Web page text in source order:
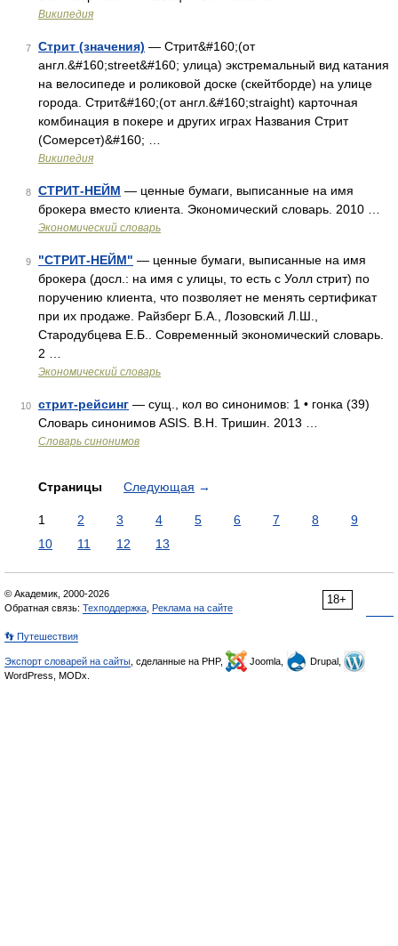
Википедия
7 Стрит (значения) — Стрит&#160;(от
англ.&#160;street&#160; улица) экстремальный вид катания
на велосипеде и роликовой доске (скейтборде) на улице
города. Стрит&#160;(от англ.&#160;straight) карточная
комбинация в покере и других играх Названия Стрит
(Сомерсет)&#160; …
Википедия
8 СТРИТ-НЕЙМ — ценные бумаги, выписанные на имя
брокера вместо клиента. Экономический словарь. 2010 …
Экономический словарь
9 "СТРИТ-НЕЙМ" — ценные бумаги, выписанные на имя
брокера (досл.: на имя с улицы, то есть с Уолл стрит) по
поручению клиента, что позволяет не менять сертификат
при их продаже. Райзберг Б.А., Лозовский Л.Ш.,
Стародубцева Е.Б.. Современный экономический словарь.
2 …
Экономический словарь
10 стрит-рейсинг — сущ., кол во синонимов: 1 • гонка (39)
Словарь синонимов ASIS. В.Н. Тришин. 2013 …
Словарь синонимов
Страницы Следующая →
1 2 3 4 5 6 7 8
9
10
11 12 13
18+
© Академик, 2000-2026
Обратная связь: Техподдержка Реклама на сайте
👣 Путешествия
Экспорт словарей на сайты , сделанные на PHP, Joomla,
Drupal,
WordPress, MODx.